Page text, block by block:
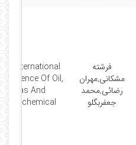
فرشته
مشکانی,مهران
رضائی,محمد
جعفربگلو
International
Of Oil,
Gas And
Petrochemical